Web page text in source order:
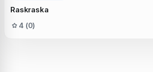
Raskraska
4 (0)